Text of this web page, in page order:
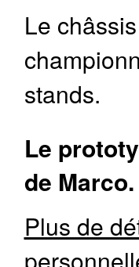
Le
stands.
Le
de Marco.
Plus de